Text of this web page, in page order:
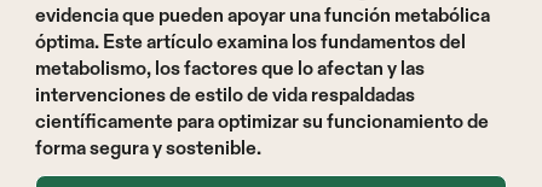
evidencia que pueden apoyar una función metabólica
óptima. Este artículo examina los fundamentos del
metabolismo, los factores que lo afectan y las
intervenciones de estilo de vida respaldadas
científicamente para optimizar su funcionamiento de
forma segura y sostenible.